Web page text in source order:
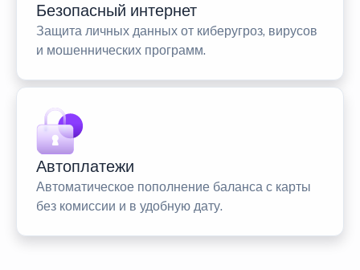
Безопасный интернет
Защита личных данных от киберугроз, вирусов
и мошеннических программ.
Автоплатежи
Автоматическое пополнение баланса с карты
без комиссии и в удобную дату.